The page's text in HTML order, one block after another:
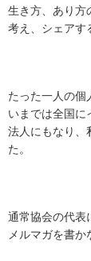
生き方、あり方
考え、シェアす
たった一人の個
いまでは全国に
法人にもなり、
た。
通常協会の代表
メルマガを書か